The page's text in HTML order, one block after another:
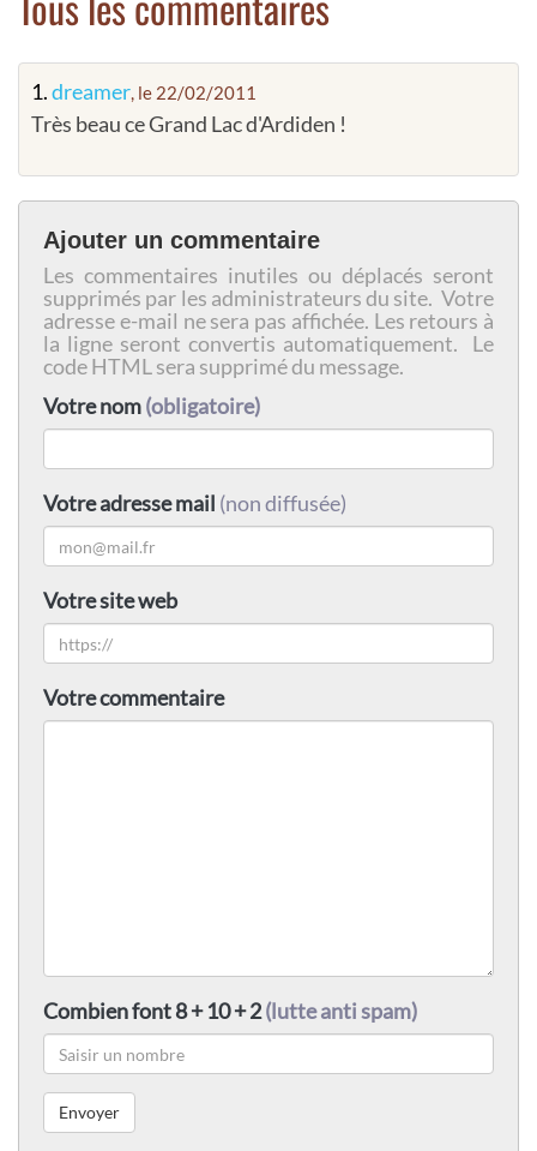
1.dreamer, le 22/02/2011
Très beau ce Grand Lac d'Ardiden !
Ajouter un commentaire
Les commentaires inutiles ou déplacés seront
supprimés par les administrateurs du site. Votre
adresse e-mail ne sera pas affichée. Les retours à
la ligne seront convertis automatiquement. Le
code HTML sera supprimé du message.
Votre nom(obligatoire)
Votre adresse mail (non diffusée)
Votre site web
Votre commentaire
Combien font 8 + 10 + 2(lutte anti spam)